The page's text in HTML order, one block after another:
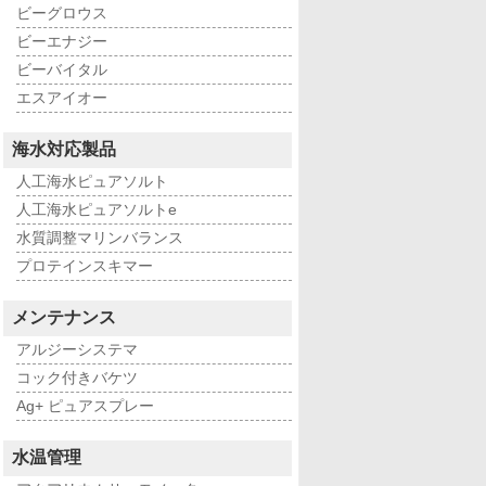
ビーグロウス
ビーエナジー
ビーバイタル
エスアイオー
海水対応製品
人工海水ピュアソルト
人工海水ピュアソルトe
水質調整マリンバランス
プロテインスキマー
メンテナンス
アルジーシステマ
コック付きバケツ
Ag+ ピュアスプレー
水温管理